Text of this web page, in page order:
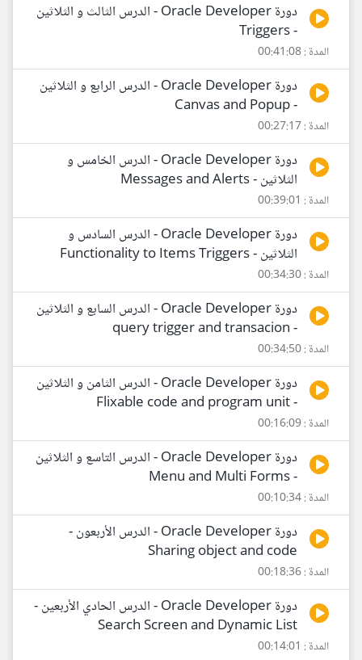
دورة Oracle Developer - الدرس الثالث و الثلاثين
- Triggers
المدة : 00:41:08
دورة Oracle Developer - الدرس الرابع و الثلاثين
- Canvas and Popup
المدة : 00:27:17
دورة Oracle Developer - الدرس الخامس و
الثلاثين - Messages and Alerts
المدة : 00:39:01
دورة Oracle Developer - الدرس السادس و
الثلاثين - Functionality to Items Triggers
المدة : 00:34:30
دورة Oracle Developer - الدرس السابع و الثلاثين
- query trigger and transacion
المدة : 00:34:50
دورة Oracle Developer - الدرس الثامن و الثلاثين
- Flixable code and program unit
المدة : 00:16:09
دورة Oracle Developer - الدرس التاسع و الثلاثين
- Menu and Multi Forms
المدة : 00:10:34
دورة Oracle Developer - الدرس الأربعون -
Sharing object and code
المدة : 00:18:36
دورة Oracle Developer - الدرس الحادي الأربعين -
Search Screen and Dynamic List
المدة : 00:14:01